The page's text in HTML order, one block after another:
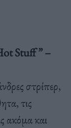
Stuff ” –
στρίπερ,
τις
ακόμα και